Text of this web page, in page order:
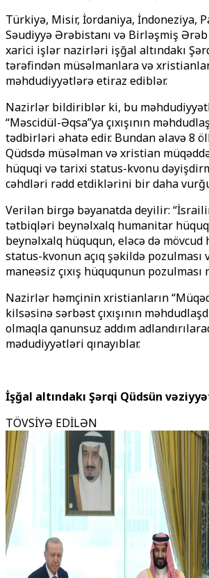
Türkiyə, Misir, İordaniya, İndoneziya,
Səudiyyə Ərəbistanı və Birləşmiş
xarici işlər nazirləri işğal altındakı
tərəfindən müsəlmanlara və
məhdudiyyətlərə etiraz ediblər.
Nazirlər bildiriblər ki, bu
“Məscidül-Əqsa”ya çıxışının
tədbirləri əhatə edir. Bundan əlavə 8
Qüdsdə müsəlman və xristian
hüquqi və tarixi status-kvonu
cəhdləri rədd etdiklərini bir daha
Verilən birgə bəyanatda deyilir:
tətbiqləri beynəlxalq humanitar
beynəlxalq hüququn, eləcə də
status-kvonun açıq şəkildə
maneəsiz çıxış hüququnun pozulması
Nazirlər həmçinin xristianların
kilsəsinə sərbəst çıxışının
olmaqla qanunsuz addım
mədudiyyətləri qınayıblar.
İşğal altındakı Şərqi Qüdsün
TÖVSİYƏ EDİLƏN